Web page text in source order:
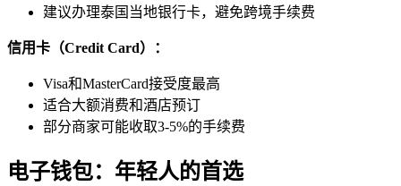
建议办理泰国当地银行卡，避免跨境手续费
信用卡（Credit Card）：
Visa和MasterCard接受度最高
适合大额消费和酒店预订
部分商家可能收取3-5%的手续费
电子钱包：年轻人的首选